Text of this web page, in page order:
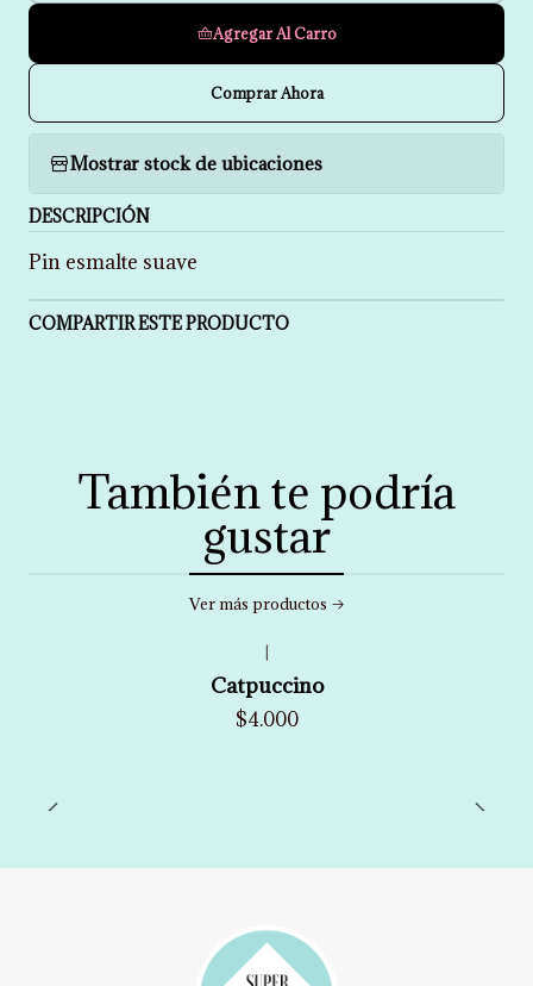
Agregar Al Carro
Comprar Ahora
Mostrar stock de ubicaciones
DESCRIPCIÓN
Pin esmalte suave
COMPARTIR ESTE PRODUCTO
También te podría
gustar
Ver más productos
Catpuccino
$4.000